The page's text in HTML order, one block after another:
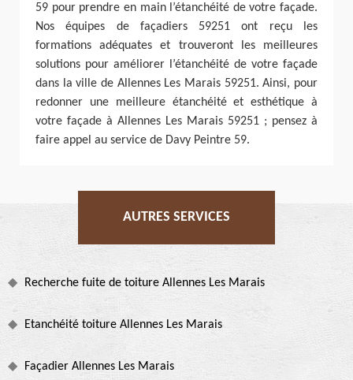
59 pour prendre en main l’étanchéité de votre façade.
Nos équipes de façadiers 59251 ont reçu les
formations adéquates et trouveront les meilleures
solutions pour améliorer l’étanchéité de votre façade
dans la ville de Allennes Les Marais 59251. Ainsi, pour
redonner une meilleure étanchéité et esthétique à
votre façade à Allennes Les Marais 59251 ; pensez à
faire appel au service de Davy Peintre 59.
AUTRES SERVICES
Recherche fuite de toiture Allennes Les Marais
Etanchéité toiture Allennes Les Marais
Façadier Allennes Les Marais